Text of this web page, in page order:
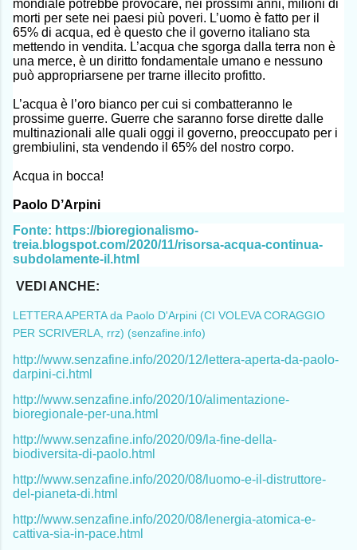
mondiale potrebbe provocare, nei prossimi anni, milioni di
morti per sete nei paesi più poveri. L’uomo è fatto per il
65% di acqua, ed è questo che il governo italiano sta
mettendo in vendita. L’acqua che sgorga dalla terra non è
una merce, è un diritto fondamentale umano e nessuno
può appropriarsene per trarne illecito profitto.
L’acqua è l’oro bianco per cui si combatteranno le
prossime guerre. Guerre che saranno forse dirette dalle
multinazionali alle quali oggi il governo, preoccupato per i
grembiulini, sta vendendo il 65% del nostro corpo.
Acqua in bocca!
Paolo D’Arpini
Fonte: https://bioregionalismo-
treia.blogspot.com/2020/11/risorsa-acqua-continua-
subdolamente-il.html
VEDI ANCHE:
LETTERA APERTA da Paolo D'Arpini (CI VOLEVA CORAGGIO
PER SCRIVERLA, rrz) (senzafine.info)
http://www.senzafine.info/2020/12/lettera-aperta-da-paolo-
darpini-ci.html
http://www.senzafine.info/2020/10/alimentazione-
bioregionale-per-una.html
http://www.senzafine.info/2020/09/la-fine-della-
biodiversita-di-paolo.html
http://www.senzafine.info/2020/08/luomo-e-il-distruttore-
del-pianeta-di.html
http://www.senzafine.info/2020/08/lenergia-atomica-e-
cattiva-sia-in-pace.html